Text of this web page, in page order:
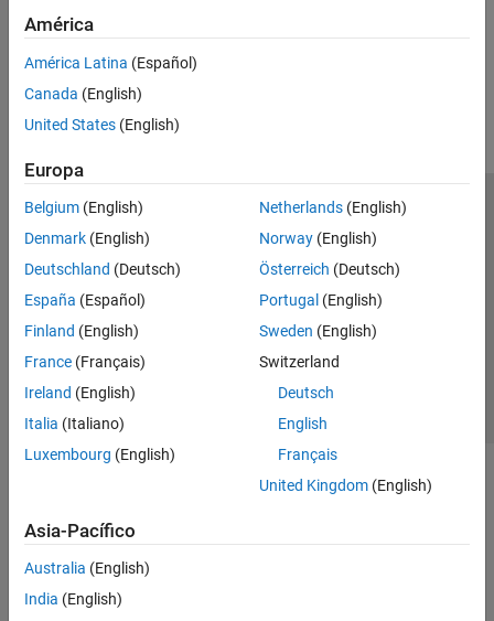
América
América Latina (Español)
Canada (English)
United States (English)
Europa
Belgium (English)
Denmark (English)
Deutschland (Deutsch)
España (Español)
Finland (English)
France (Français)
Ireland (English)
Italia (Italiano)
Luxembourg (English)
Netherlands(English)
Norway(English)
Österreich (Deutsch)
Portugal (English)
Sweden (English)
Switzerland
Deutsch
English
Français
United Kingdom(English)
Asia-Pacífico
Australia (English)
India (English)
Centro de confianza
Marcas comerciales
Política de privacidad
Antipiratería
Estado de las aplicaciones
Información de contacto
© 1994-2026 The MathWorks, Inc.
Seleccione un país/